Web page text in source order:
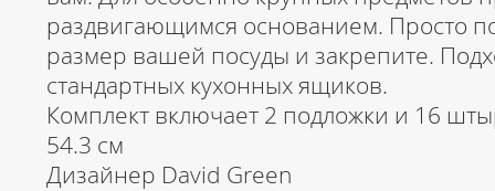
раздвигающимся основанием. Просто
размер вашей посуды и закрепите.
стандартных кухонных ящиков.
Комплект включает 2 подложки и 16
54.3 см
Дизайнер David Green